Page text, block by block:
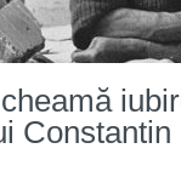
Constantin